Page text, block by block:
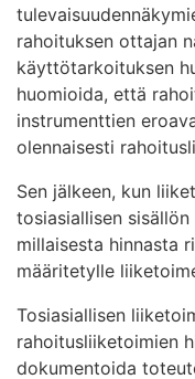
rahoituksen ottajan
käyttötarkoituksen
huomioida, että
instrumenttien
olennaisesti
Sen jälkeen, kun
tosiasiallisen
millaisesta hinnasta
määritetylle
Tosiasiallisen
rahoitusliiketoimien
dokumentoida